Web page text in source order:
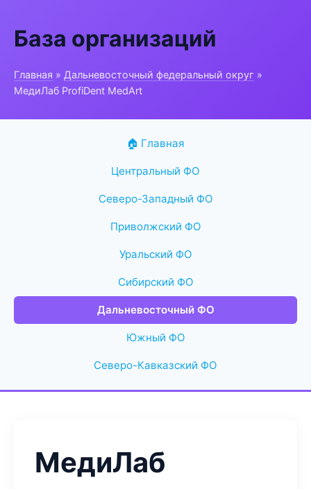
База организаций
Главная » Дальневосточный федеральный округ »
МедиЛаб ProfiDent MedArt
🏠 Главная
Центральный ФО
Северо-Западный ФО
Приволжский ФО
Уральский ФО
Сибирский ФО
Дальневосточный ФО
Южный ФО
Северо-Кавказский ФО
МедиЛаб